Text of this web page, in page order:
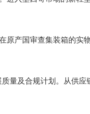
产国审查集装箱的实
量及合规计划。从供应